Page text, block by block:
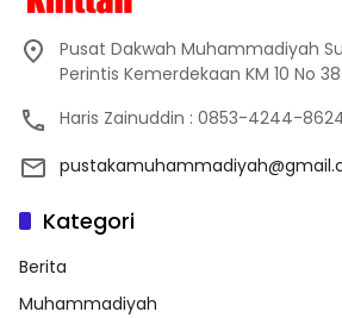
Pusat Dakwah Muhammadiyah
Perintis Kemerdekaan KM 10 No
Haris Zainuddin : 0853-4244-
Kategori
Berita
Muhammadiyah